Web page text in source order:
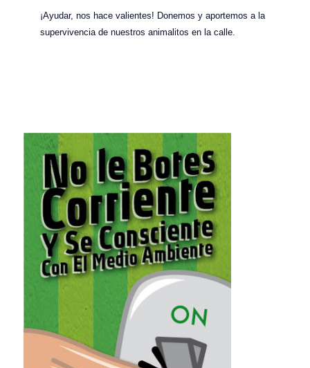
¡Ayudar, nos hace valientes! Donemos y aportemos a la
supervivencia de nuestros animalitos en la calle.